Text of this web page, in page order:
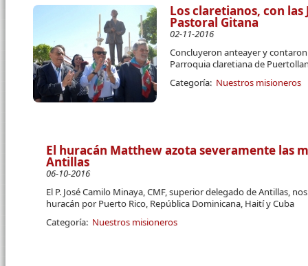
Los claretianos, con
Pastoral Gitana
02-11-2016
Concluyeron anteayer y
Parroquia claretiana de
Categoría: Nuestros misioneros
El huracán Matthew azota severamente las
Antillas
06-10-2016
El P. José Camilo Minaya, CMF, superior delegado de Antillas,
huracán por Puerto Rico, República Dominicana, Haití y Cuba
Categoría: Nuestros misioneros